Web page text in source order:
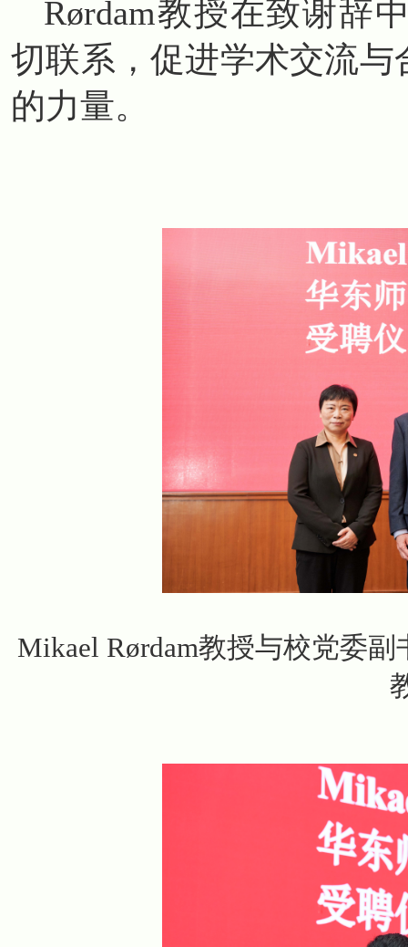
Rørdam教授在致谢辞
切联系，促进学术交流
的力量。
Mikael Rørdam教授与校党委